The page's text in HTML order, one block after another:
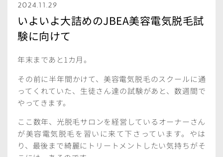
2024.11.29
いよいよ大詰めのJBEA美容電気脱毛試
験に向けて
年末まであと1カ月。
その前に半年間かけて、美容電気脱毛のスクールに通
ってくれていた、生徒さん達の試験があと、数週間で
やってきます。
ここ数年、光脱毛サロンを経営しているオーナーさん
が美容電気脱毛を習いに来て下さっています。やは
り、最後まで綺麗にトリートメントしたい気持ちがそ